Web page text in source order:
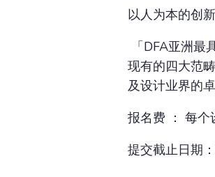
以人为本的创
「DFA亚洲
现有的四大范
及设计业界的
报名费 ： 每个
提交截止日期